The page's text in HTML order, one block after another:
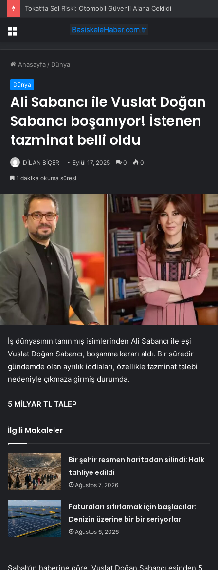
Tokat’ta Sel Riski: Otomobil Güvenli Alana Çekildi
Menü
Anasayfa / Dünya
Dünya
Ali Sabancı ile Vuslat Doğan
Sabancı boşanıyor! İstenen
tazminat belli oldu
DİLAN BİÇER Eylül 17, 2025 0 0
1 dakika okuma süresi
İş dünyasının tanınmış isimlerinden Ali Sabancı ile eşi
Vuslat Doğan Sabancı, boşanma kararı aldı. Bir süredir
gündemde olan ayrılık iddiaları, özellikle tazminat talebi
nedeniyle çıkmaza girmiş durumda.
5 MİLYAR TL TALEP
İlgili Makaleler
Bir şehir resmen haritadan silindi: Halk
tahliye edildi
Ağustos 7, 2026
Faturaları sıfırlamak için başladılar:
Denizin üzerine bir bir seriyorlar
Ağustos 6, 2026
Sabah’ın haberine göre, Vuslat Doğan Sabancı eşinden 5